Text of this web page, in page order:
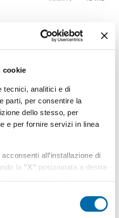
cookie
tecnici, analitici e di
parti, per consentire la
dello stesso, per
e per fornire servizi in linea
acconsenti all’installazione di
la "X" posizionata a destra
le tue preferenze